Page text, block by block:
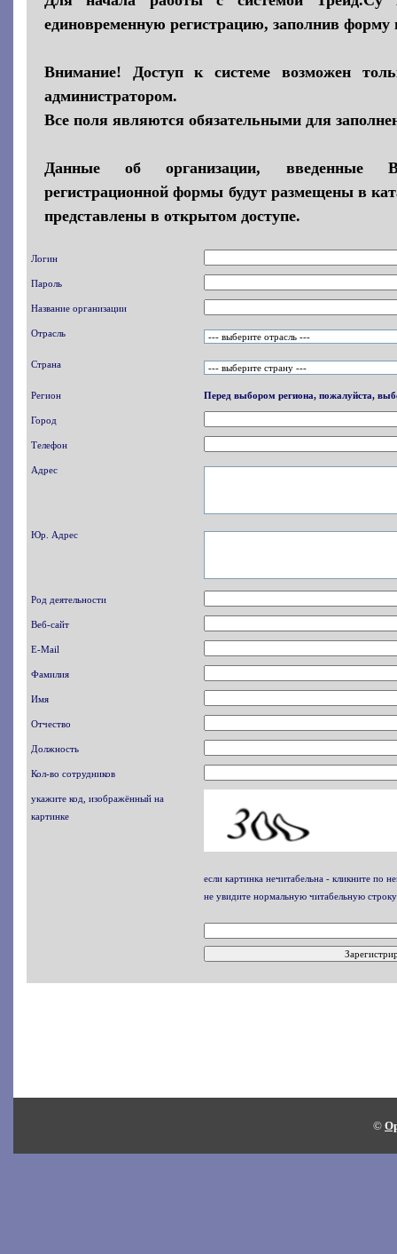
единовременную регистрацию, заполнив форму
Внимание! Доступ к системе возможен
администратором.
Все поля являются обязательными для
Данные об организации, введенные
регистрационной формы будут размещены в
представлены в открытом доступе.
Логин
Пароль
Название организации
Отрасль
Страна
Регион Перед выбором региона, пожалуйста,
Город
Телефон
Адрес
Юр. Адрес
Род деятельности
Веб-сайт
E-Mail
Фамилия
Имя
Отчество
Должность
Кол-во сотрудников
укажите код, изображённый на
картинке
если картинка нечитабельна - кликните по
не увидите нормальную читабельную строку
©